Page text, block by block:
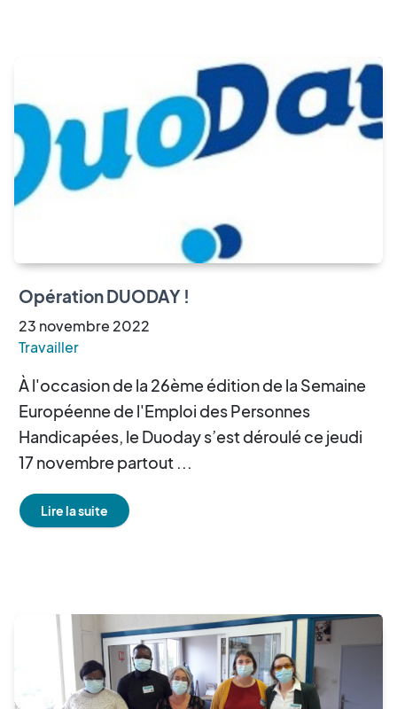
Opération DUODAY !
23 novembre 2022
Travailler
À l'occasion de la 26ème édition de la Semaine
Européenne de l'Emploi des Personnes
Handicapées, le Duoday s’est déroulé ce jeudi
17 novembre partout ...
Lire la suite